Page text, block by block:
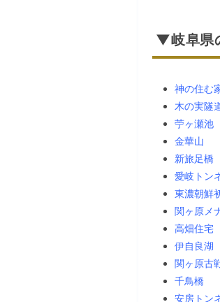
▼岐阜県
神の住む
木の実隧
苧ヶ瀬池
金華山
新旅足橋
愛岐トン
東濃朝鮮
関ヶ原メ
高畑住宅
伊自良湖
関ヶ原古
千鳥橋
安房トン